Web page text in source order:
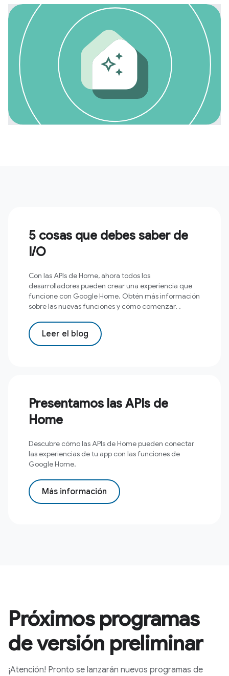
5 cosas que debes saber de
I/O
Con las APIs de Home, ahora todos los
desarrolladores pueden crear una experiencia que
funcione con Google Home. Obtén más información
sobre las nuevas funciones y cómo comenzar. .
Leer el blog
Presentamos las APIs de
Home
Descubre cómo las APIs de Home pueden conectar
las experiencias de tu app con las funciones de
Google Home.
Más información
Próximos programas
de versión preliminar
¡Atención! Pronto se lanzarán nuevos programas de